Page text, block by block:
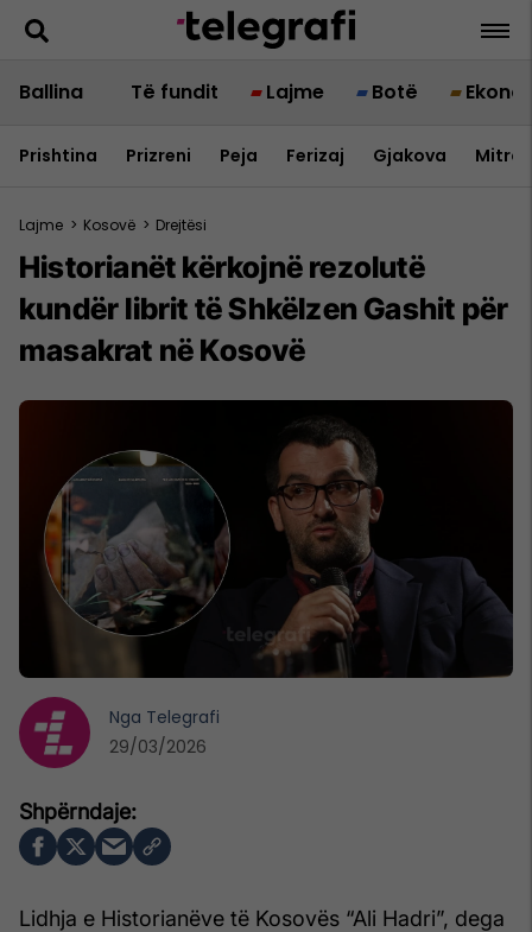
Ballina Të fundit Lajme Botë
Prishtina Prizreni Peja Ferizaj Gjakova
Lajme > Kosovë > Drejtësi
Historianët kërkojnë rezolutë
kundër librit të Shkëlzen Gashit për
masakrat në Kosovë
Lidhja e Historianëve të Kosovës “Ali Hadri”, dega
Nga Telegrafi
29/03/2026